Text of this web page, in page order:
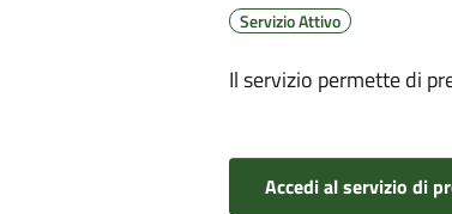
Servizio Attivo
Il servizio permette di
Accedi al servizio di